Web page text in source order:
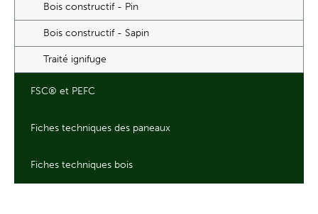
Bois constructif - Pin
Bois constructif - Sapin
Traité ignifuge
FSC® et PEFC
Fiches techniques des paneaux
Fiches techniques bois